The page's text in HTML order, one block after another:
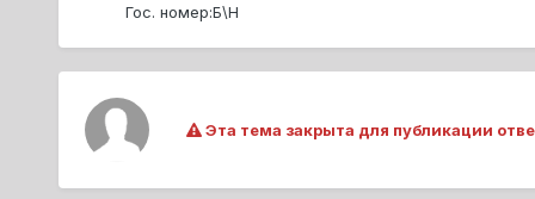
Гос. номер:Б\Н
Эта тема закрыта для публикации